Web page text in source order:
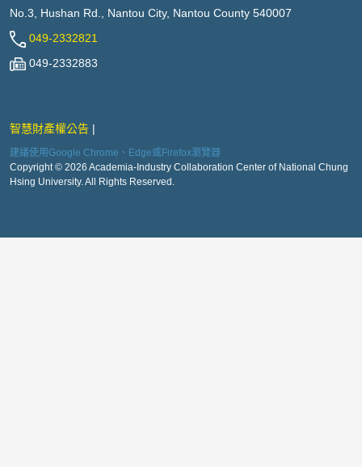
No.3, Hushan Rd., Nantou City, Nantou County 540007
049-2332821
049-2332883
智慧財產權公告
建議使用Google Chrome、Edge或Firefox瀏覽器
Copyright © 2026 Academia-Industry Collaboration Center of National Chung
Hsing University. All Rights Reserved.